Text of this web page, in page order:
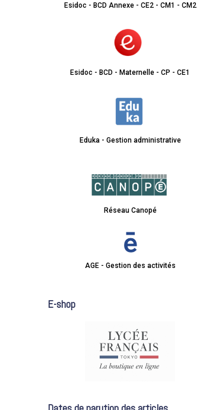
Esidoc - BCD Annexe - CE2 - CM1 - CM2
Esidoc - BCD - Maternelle - CP - CE1
Eduka - Gestion administrative
Réseau Canopé
AGE - Gestion des activités
E-shop